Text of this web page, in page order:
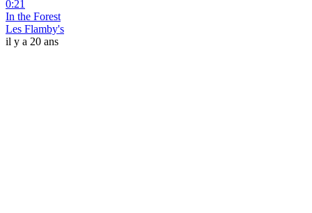
0:21
In the Forest
Les Flamby's
il y a 20 ans